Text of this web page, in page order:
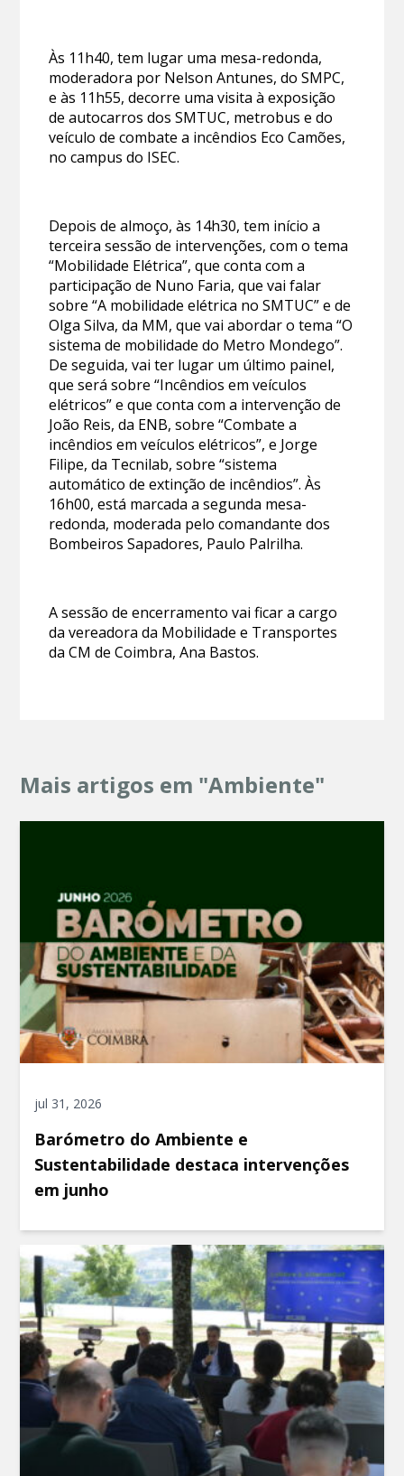
Às 11h40, tem lugar uma mesa-redonda,
moderadora por Nelson Antunes, do SMPC,
e às 11h55, decorre uma visita à exposição
de autocarros dos SMTUC, metrobus e do
veículo de combate a incêndios Eco Camões,
no campus do ISEC.
Depois de almoço, às 14h30, tem início a
terceira sessão de intervenções, com o tema
“Mobilidade Elétrica”, que conta com a
participação de Nuno Faria, que vai falar
sobre “A mobilidade elétrica no SMTUC” e de
Olga Silva, da MM, que vai abordar o tema “O
sistema de mobilidade do Metro Mondego”.
De seguida, vai ter lugar um último painel,
que será sobre “Incêndios em veículos
elétricos” e que conta com a intervenção de
João Reis, da ENB, sobre “Combate a
incêndios em veículos elétricos”, e Jorge
Filipe, da Tecnilab, sobre “sistema
automático de extinção de incêndios”. Às
16h00, está marcada a segunda mesa-
redonda, moderada pelo comandante dos
Bombeiros Sapadores, Paulo Palrilha.
A sessão de encerramento vai ficar a cargo
da vereadora da Mobilidade e Transportes
da CM de Coimbra, Ana Bastos.
Mais artigos em "Ambiente"
jul 31, 2026
Barómetro do Ambiente e
Sustentabilidade destaca intervenções
em junho